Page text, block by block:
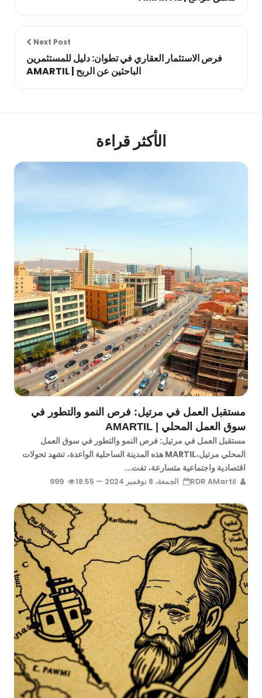
Next Post
فرص الاستثمار العقاري في تطوان: دليل للمستثمرين
الباحثين عن الربح | AMARTIL
الأكثر قراءة
مستقبل العمل في مرتيل: فرص النمو والتطور في
سوق العمل المحلي | AMARTIL
مستقبل العمل في مرتيل: فرص النمو والتطور في سوق العمل
المحلي مرتيل،MARTIL هذه المدينة الساحلية الواعدة، تشهد تحولات
اقتصادية واجتماعية متسارعة، تفت...
الجمعة، 8 نوفمبر 2024 — 18:55